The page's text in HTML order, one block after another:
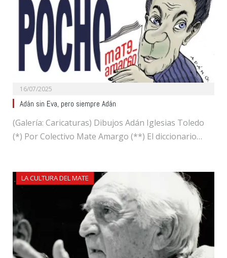
16/07/2025
Adán sin Eva, pero siempre Adán
(Galería: Caricaturas) Dibujos Adán Iglesias Toledo
(*) Por Colectivo Mate Amargo (**) El diccionario…
LA CULTURA DEL MATE